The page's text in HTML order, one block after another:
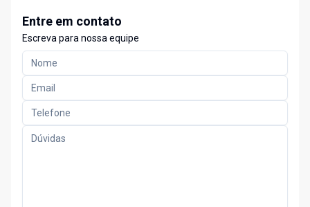
Entre em contato
Escreva para nossa equipe